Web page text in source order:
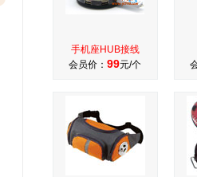
手机座HUB接线
会员价： 99元/个